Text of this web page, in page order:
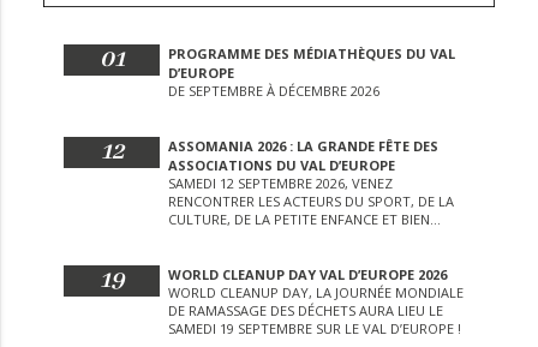
01
PROGRAMME DES MÉDIATHÈQUES DU VAL
D’EUROPE
DE SEPTEMBRE À DÉCEMBRE 2026
12
ASSOMANIA 2026 : LA GRANDE FÊTE DES
ASSOCIATIONS DU VAL D’EUROPE
SAMEDI 12 SEPTEMBRE 2026, VENEZ
RENCONTRER LES ACTEURS DU SPORT, DE LA
CULTURE, DE LA PETITE ENFANCE ET BIEN
19
WORLD CLEANUP DAY VAL D’EUROPE 2026
WORLD CLEANUP DAY, LA JOURNÉE MONDIALE
DE RAMASSAGE DES DÉCHETS AURA LIEU LE
SAMEDI 19 SEPTEMBRE SUR LE VAL D’EUROPE !